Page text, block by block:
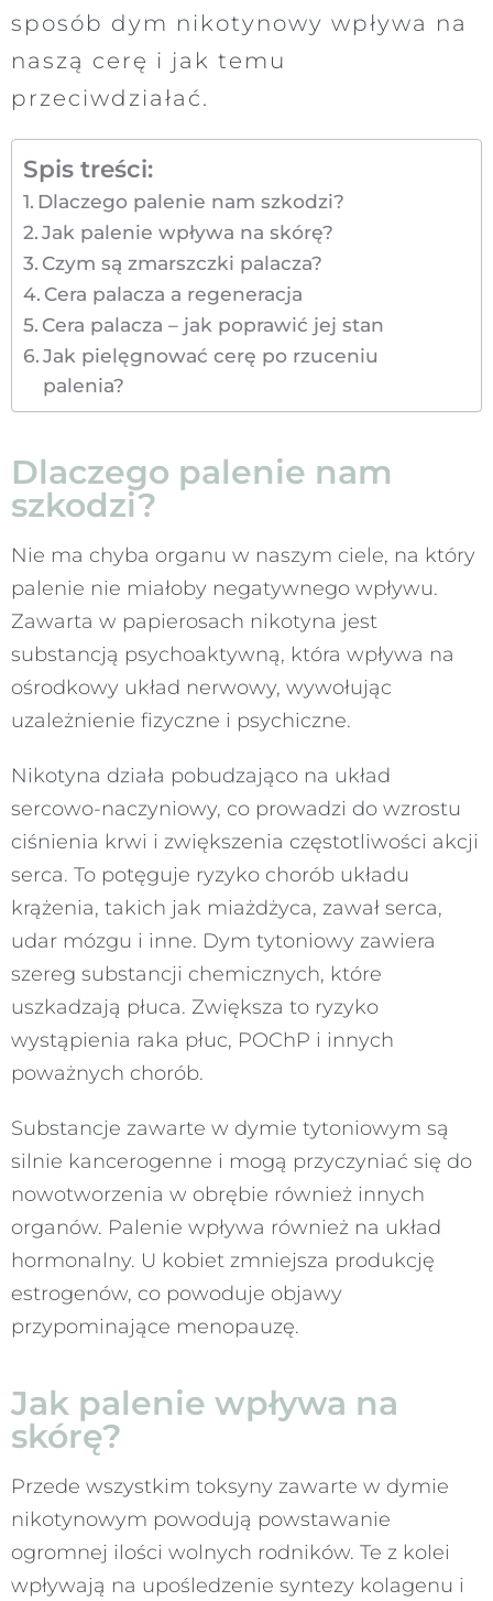
sposób dym nikotynowy wpływa na
naszą cerę i jak temu
przeciwdziałać.
Spis treści:
Dlaczego palenie nam szkodzi?
Jak palenie wpływa na skórę?
Czym są zmarszczki palacza?
Cera palacza a regeneracja
Cera palacza – jak poprawić jej stan
Jak pielęgnować cerę po rzuceniu
palenia?
Dlaczego palenie nam
szkodzi?
Nie ma chyba organu w naszym ciele, na który
palenie nie miałoby negatywnego wpływu.
Zawarta w papierosach nikotyna jest
substancją psychoaktywną, która wpływa na
ośrodkowy układ nerwowy, wywołując
uzależnienie fizyczne i psychiczne.
Nikotyna działa pobudzająco na układ
sercowo-naczyniowy, co prowadzi do wzrostu
ciśnienia krwi i zwiększenia częstotliwości akcji
serca. To potęguje ryzyko chorób układu
krążenia, takich jak miażdżyca, zawał serca,
udar mózgu i inne. Dym tytoniowy zawiera
szereg substancji chemicznych, które
uszkadzają płuca. Zwiększa to ryzyko
wystąpienia raka płuc, POChP i innych
poważnych chorób.
Substancje zawarte w dymie tytoniowym są
silnie kancerogenne i mogą przyczyniać się do
nowotworzenia w obrębie również innych
organów. Palenie wpływa również na układ
hormonalny. U kobiet zmniejsza produkcję
estrogenów, co powoduje objawy
przypominające menopauzę.
Jak palenie wpływa na
skórę?
Przede wszystkim toksyny zawarte w dymie
nikotynowym powodują powstawanie
ogromnej ilości wolnych rodników. Te z kolei
wpływają na upośledzenie syntezy kolagenu i